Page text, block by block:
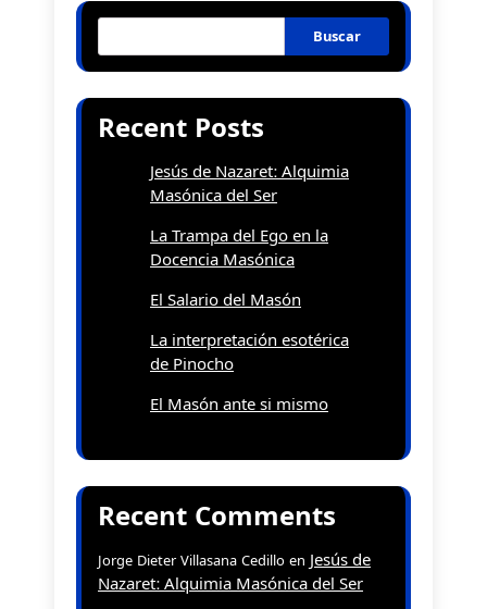
Buscar
Recent Posts
Jesús de Nazaret: Alquimia
Masónica del Ser
La Trampa del Ego en la
Docencia Masónica
El Salario del Masón
La interpretación esotérica
de Pinocho
El Masón ante si mismo
Recent Comments
Jorge Dieter Villasana Cedillo enJesús de
Nazaret: Alquimia Masónica del Ser